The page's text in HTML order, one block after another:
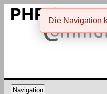
Navigation
Die Navigation